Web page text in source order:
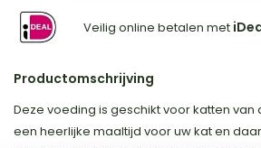
Veilig online betalen met
Productomschrijving
Deze voeding is geschikt voor katten van
een heerlijke maaltijd voor uw kat en